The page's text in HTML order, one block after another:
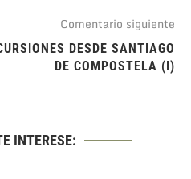
Comentario siguiente
DESDE SANTIAGO
DE COMPOSTELA (I)
INTERESE: